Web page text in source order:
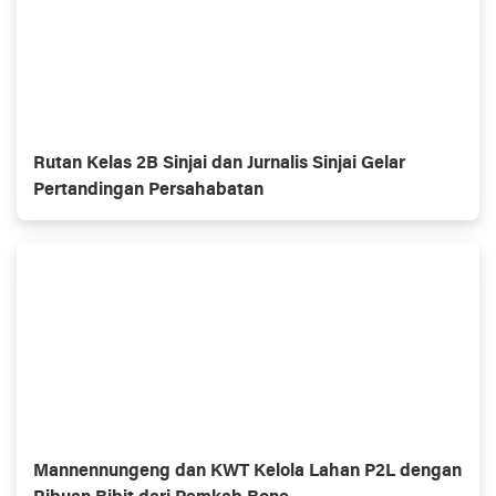
Rutan Kelas 2B Sinjai dan Jurnalis Sinjai Gelar
Pertandingan Persahabatan
Mannennungeng dan KWT Kelola Lahan P2L dengan